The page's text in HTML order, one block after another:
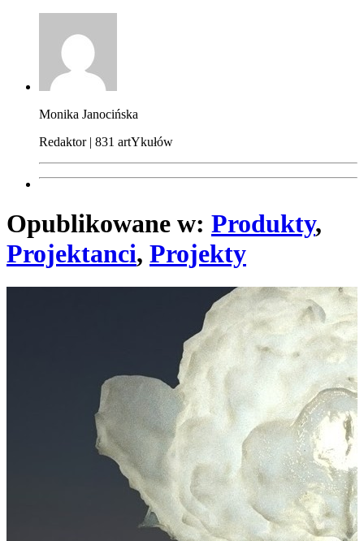
Monika Janocińska
Redaktor | 831 artYkułów
Opublikowane w: Produkty,
Projektanci, Projekty